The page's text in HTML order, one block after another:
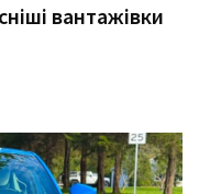
вантажівки